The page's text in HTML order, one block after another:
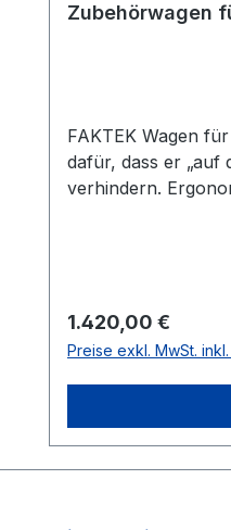
Zubehörwagen
FAKTEK Wagen für Beinhalter Stiefelform Leicht zu schieben oder
dafür, dass er „auf
verhindern.
Regulärer Preis:
1.420,00 €
Preise exkl. MwSt.